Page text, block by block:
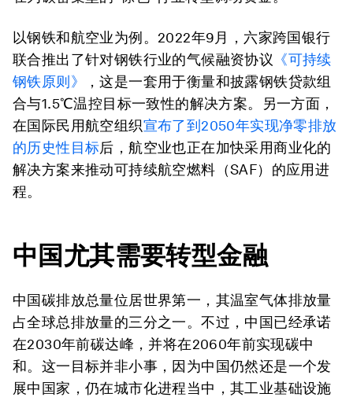
以钢铁和航空业为例。2022年9月，六家跨国银行
联合推出了针对钢铁行业的气候融资协议 《可持续
钢铁原则》
，这是一套用于衡量和披露钢铁贷款组
合与1.5℃温控目标一致性的解决方案。另一方面，
在国际民用航空组织宣布了到2050年实现净零排放
的历史性目标后，航空业也正在加快采用商业化的
解决方案来推动可持续航空燃料（SAF）的应用进
程。
中国尤其需要转型金融
中国碳排放总量位居世界第一，其温室气体排放量
占全球总排放量的三分之一。不过，中国已经承诺
在2030年前碳达峰，并将在2060年前实现碳中
和。这一目标并非小事，因为中国仍然还是一个发
展中国家，仍在城市化进程当中，其工业基础设施